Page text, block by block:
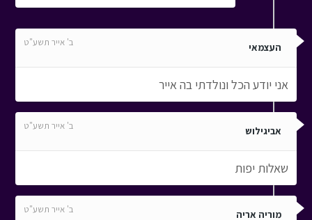
העצמאי ב' אייר תשע"ט
אני יודע הכל ונולדתי בה אייר
אביגילוש ב' אייר תשע"ט
שאלות יפות
מוריה אריה ב' אייר תשע"ט